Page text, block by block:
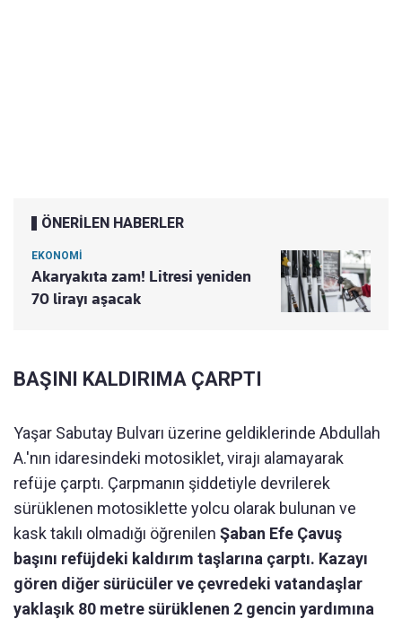
ÖNERİLEN HABERLER
EKONOMİ
Akaryakıta zam! Litresi yeniden
70 lirayı aşacak
BAŞINI KALDIRIMA ÇARPTI
Yaşar Sabutay Bulvarı üzerine geldiklerinde Abdullah
A.'nın idaresindeki motosiklet, virajı alamayarak
refüje çarptı. Çarpmanın şiddetiyle devrilerek
sürüklenen motosiklette yolcu olarak bulunan ve
kask takılı olmadığı öğrenilen Şaban Efe Çavuş
başını refüjdeki kaldırım taşlarına çarptı. Kazayı
gören diğer sürücüler ve çevredeki vatandaşlar
yaklaşık 80 metre sürüklenen 2 gencin yardımına